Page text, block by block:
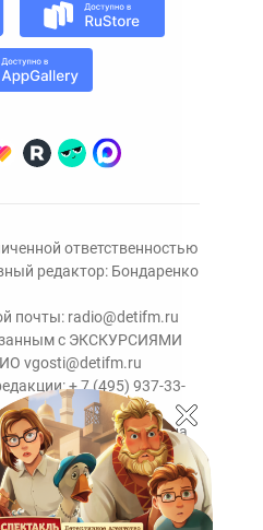
ответственностью
редактор: Бондаренко
почты: radio@detifm.ru
с ЭКСКУРСИЯМИ
vgosti@detifm.ru
+ 7 (495) 937-33-
размещения рекламы на
сейлз-хаус «ГПМ
921-40-41
media.ru